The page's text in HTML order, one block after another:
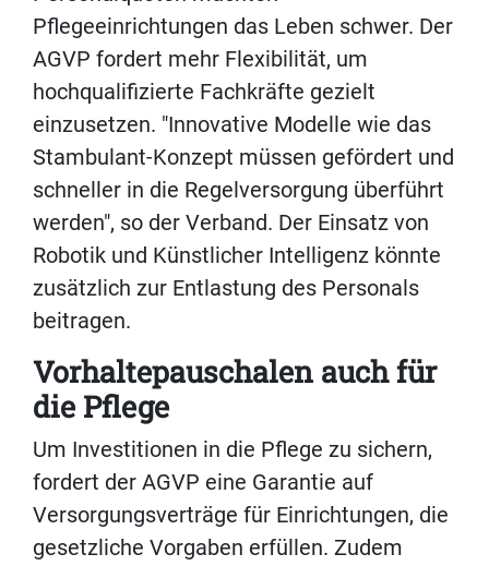
Pflegeeinrichtungen das Leben schwer. Der
AGVP fordert mehr Flexibilität, um
hochqualifizierte Fachkräfte gezielt
einzusetzen. "Innovative Modelle wie das
Stambulant-Konzept müssen gefördert und
schneller in die Regelversorgung überführt
werden", so der Verband. Der Einsatz von
Robotik und Künstlicher Intelligenz könnte
zusätzlich zur Entlastung des Personals
beitragen.
Vorhaltepauschalen auch für
die Pflege
Um Investitionen in die Pflege zu sichern,
fordert der AGVP eine Garantie auf
Versorgungsverträge für Einrichtungen, die
gesetzliche Vorgaben erfüllen. Zudem